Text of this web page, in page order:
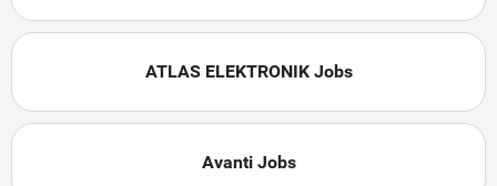
ATLAS ELEKTRONIK Jobs
Avanti Jobs